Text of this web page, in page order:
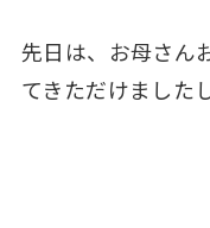
先日は、お母さん
てきただけました